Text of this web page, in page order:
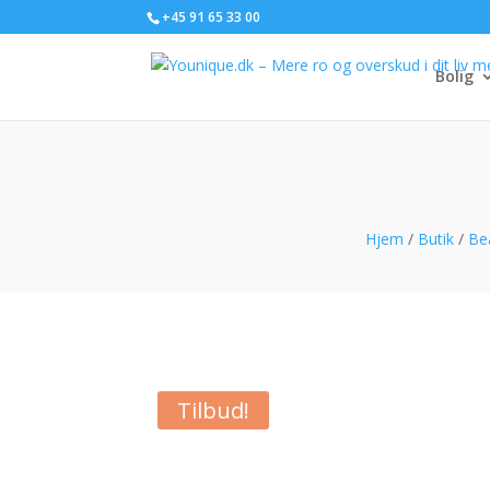
+45 91 65 33 00
Bolig
Hjem / Butik/
Tilbud!